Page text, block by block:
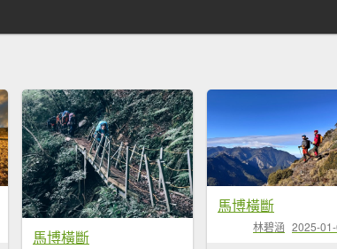
馬博橫斷
馬博橫斷
林碧涵 2025-